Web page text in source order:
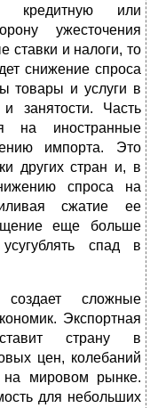
кредитную или
ужесточения
ставки и налоги, то
снижение спроса
товары и услуги в
занятости. Часть
на иностранные
импорта. Это
других стран и, в
спроса на
сжатие ее
еще больше
спад в
создает сложные
Экспортная
страну в
цен, колебаний
на мировом рынке.
для небольших